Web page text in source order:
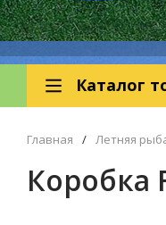
Каталог
Главная / Летняя
Коробка